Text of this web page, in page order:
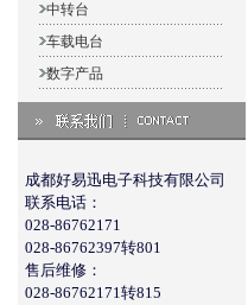
中转台
车载电台
数字产品
成都好易迅电子科技有限公司
联系电话：
028-86762171
028-86762397转801
售后维修：
028-86762171转815